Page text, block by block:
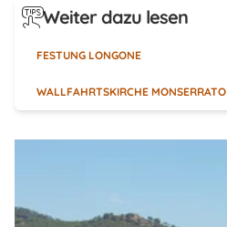
Weiter dazu lesen
FESTUNG LONGONE
WALLFAHRTSKIRCHE MONSERRATO